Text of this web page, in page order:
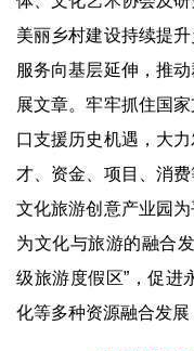
美丽乡村建设持续提
服务向基层延伸，推
展文章。牢牢抓住国
口支援历史机遇，大
才、资金、项目、消
文化旅游创意产业园
为文化与旅游的融合
级旅游度假区” ，促进
化等多种资源融合发展